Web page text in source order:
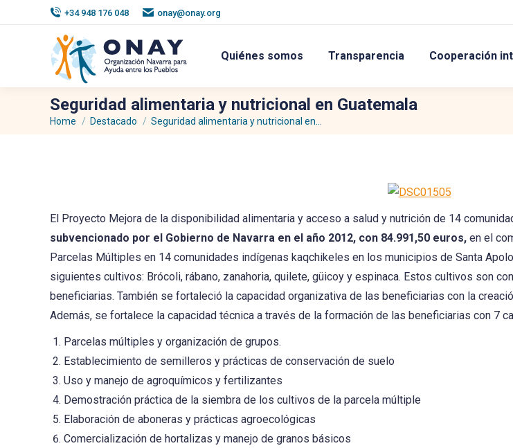
+34 948 176 048 onay@onay.org
Quiénes somos Transparencia Cooperación
Seguridad alimentaria y nutricional en Guatemala
You are here:
Home Destacado Seguridad alimentaria y nutricional en…
El Proyecto Mejora de la disponibilidad alimentaria y acceso a salud y nutrición de 14
subvencionado por el Gobierno de Navarra en el año 2012, con 84.991,50 euros, en el
Parcelas Múltiples en 14 comunidades indígenas kaqchikeles en los municipios de Santa
siguientes cultivos: Brócoli, rábano, zanahoria, quilete, güicoy y espinaca. Estos cultivos son
beneficiarias. También se fortaleció la capacidad organizativa de las beneficiarias con la
Además, se fortalece la capacidad técnica a través de la formación de las beneficiarias con 7
Parcelas múltiples y organización de grupos.
Establecimiento de semilleros y prácticas de conservación de suelo
Uso y manejo de agroquímicos y fertilizantes
Demostración práctica de la siembra de los cultivos de la parcela múltiple
Elaboración de aboneras y prácticas agroecológicas
Comercialización de hortalizas y manejo de granos básicos